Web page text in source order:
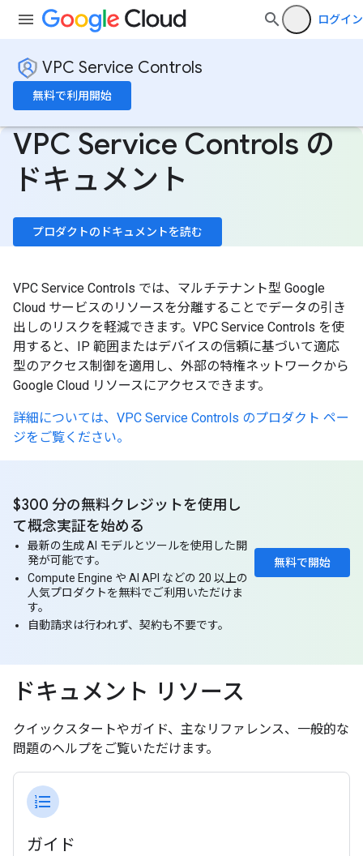
ログイン
VPC Service Controls
無料で利用開始
VPC Service Controls の
ドキュメント
プロダクトのドキュメントを読む
VPC Service Controls では、マルチテナント型 Google
Cloud サービスのリソースを分離することでデータの引き
出しのリスクを軽減できます。VPC Service Controls を使
用すると、IP 範囲またはデバイスの信頼に基づいて適応
型のアクセス制御を適用し、外部の特権ネットワークから
Google Cloud リソースにアクセスできます。
詳細については、VPC Service Controls のプロダクト ペー
ジをご覧ください。
無料で開始
$300 分の無料クレジットを使用し
て概念実証を始める
最新の生成 AI モデルとツールを使用した開
発が可能です。
Compute Engine や AI API などの 20 以上の
人気プロダクトを無料でご利用いただけま
す。
自動請求は行われず、契約も不要です。
ドキュメント リソース
クイックスタートやガイド、主なリファレンス、一般的な
問題のヘルプをご覧いただけます。
format_list_numbered
ガイド